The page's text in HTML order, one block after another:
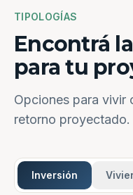
TIPOLOGÍAS
Encontrá
para tu
Opciones para vivir
retorno proyectado.
Inversión